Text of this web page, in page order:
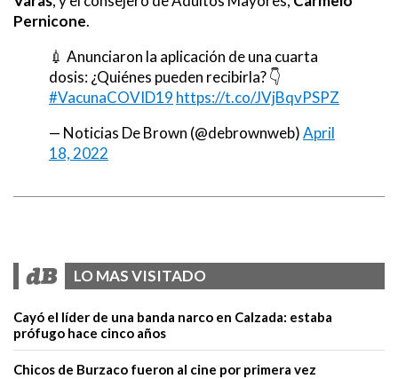
Pernicone.
💉 Anunciaron la aplicación de una cuarta
dosis: ¿Quiénes pueden recibirla? 👇
#VacunaCOVID19 https://t.co/JVjBqvPSPZ
— Noticias De Brown (@debrownweb)April
18, 2022
LO MAS VISITADO
Cayó el líder de una banda narco en Calzada: estaba
prófugo hace cinco años
Chicos de Burzaco fueron al cine por primera vez